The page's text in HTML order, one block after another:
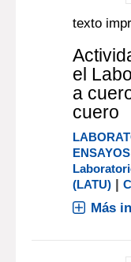
texto
el
a
cuero
ENSAYOS
(LATU) |
Más